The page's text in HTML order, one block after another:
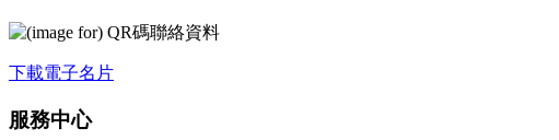
下載電子名片
服務中心